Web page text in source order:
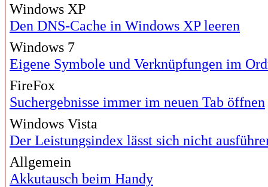
Windows XP
Den DNS-Cache in Windows XP leeren
Windows 7
Eigene Symbole und Verknüpfungen im
FireFox
Suchergebnisse immer im neuen Tab öffnen
Windows Vista
Der Leistungsindex lässt sich nicht
Allgemein
Akkutausch beim Handy